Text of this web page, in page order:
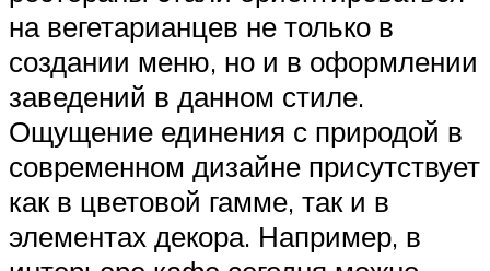
на вегетарианцев не только в
создании меню, но и в оформлении
заведений в данном стиле.
Ощущение единения с природой в
современном дизайне присутствует
как в цветовой гамме, так и в
элементах декора. Например, в